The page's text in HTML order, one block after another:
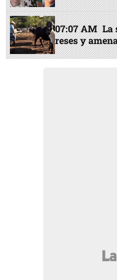
07:07 AM La
reses y